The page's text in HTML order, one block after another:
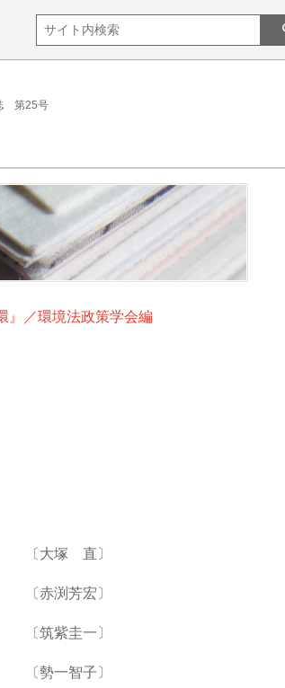
第25号
／環境法政策学会編
〔大塚 直〕
宏〕
一〕
勢一智子〕